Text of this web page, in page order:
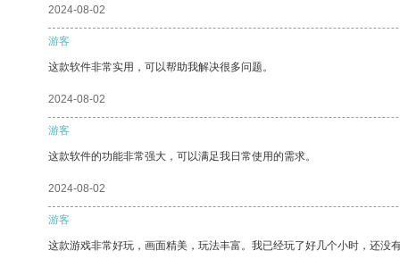
2024-08-02
游客
这款软件非常实用，可以帮助我解决很多问题。
2024-08-02
游客
这款软件的功能非常强大，可以满足我日常使用的需求。
2024-08-02
游客
这款游戏非常好玩，画面精美，玩法丰富。我已经玩了好几个小时，还没